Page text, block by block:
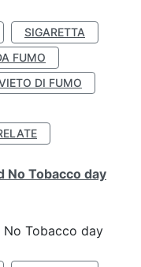
SIGARETTA
FUMO
DI FUMO
No Tobacco day
No Tobacco day